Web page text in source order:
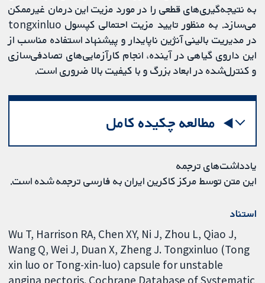
به نتیجه‌گیری‌های قطعی را در مورد مزیت این درمان غیرممکن
می‌سازد. به منظور تایید مزیت احتمالی کپسول tongxinluo
در مدیریت بالینی آنژین ناپایدار و پیشنهاد استفاده مناسب از
این داروی گیاهی در آینده، انجام کارآزمایی‌های تصادفی‌سازی
و کنترل‌شده در ابعاد بزرگ و با کیفیت بالا ضروری است.
مطالعه چکیده کامل
یادداشت‌های ترجمه
این متن توسط مرکز کاکرین ایران به فارسی ترجمه شده است.
استناد
Wu T, Harrison RA, Chen XY, Ni J, Zhou L, Qiao J,
Wang Q, Wei J, Duan X, Zheng J. Tongxinluo (Tong
xin luo or Tong-xin-luo) capsule for unstable
angina pectoris. Cochrane Database of Systematic